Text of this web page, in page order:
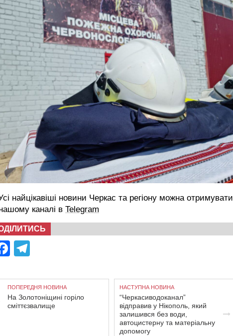
найцікавіші новини Черкас та регіону можна отримувати
каналі в Telegram
Facebook
ПОПЕРЕДНЯ НОВИНА
На Золотоніщині горіло
сміттєзвалище
НАСТУПНА НОВИНА
“Черкасиводоканал”
відправив у Нікополь, який
залишився без води,
автоцистерну та матеріальну
допомогу